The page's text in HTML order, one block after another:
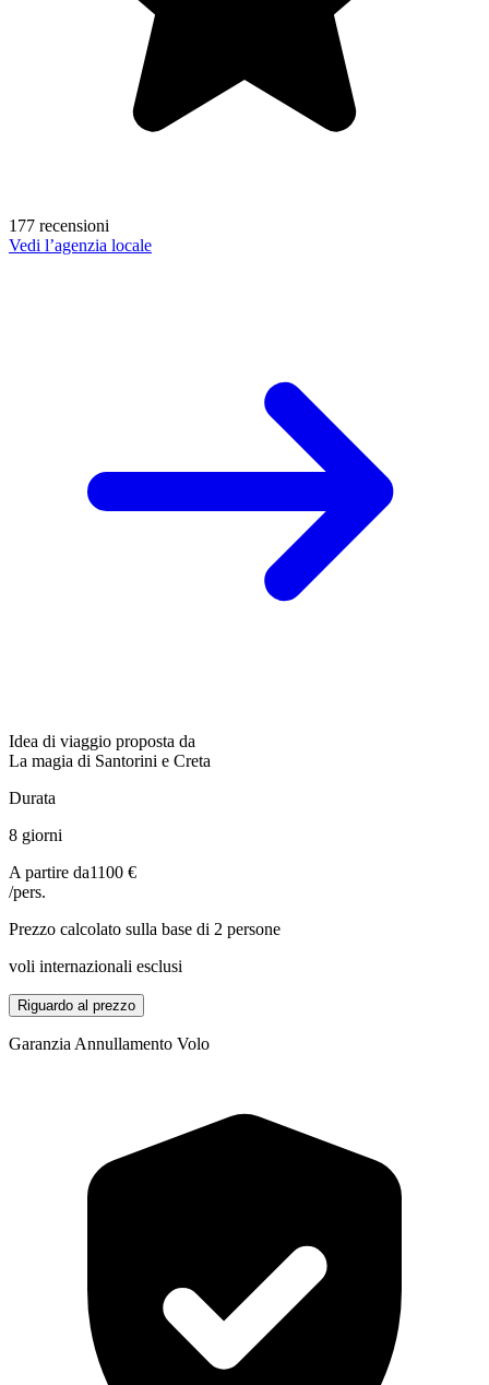
177 recensioni
Vedi l’agenzia locale
Idea di viaggio proposta da
La magia di Santorini e Creta
Durata
8 giorni
A partire da1100 €
/pers.
Prezzo calcolato sulla base di 2 persone
voli internazionali esclusi
Riguardo al prezzo
Garanzia Annullamento Volo